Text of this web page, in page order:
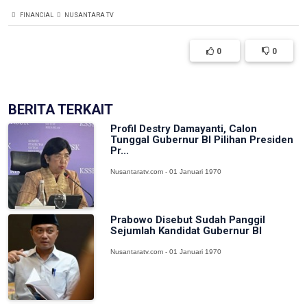
FINANCIAL NUSANTARA TV
0 0
BERITA TERKAIT
Profil Destry Damayanti, Calon
Tunggal Gubernur BI Pilihan Presiden
Pr...
Nusantaratv.com - 01 Januari 1970
Prabowo Disebut Sudah Panggil
Sejumlah Kandidat Gubernur BI
Nusantaratv.com - 01 Januari 1970